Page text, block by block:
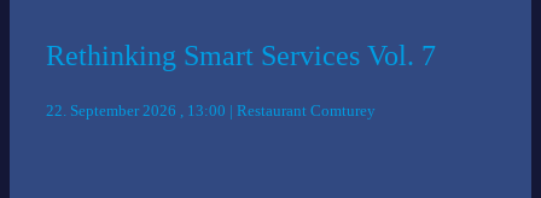
Rethinking Smart Services Vol. 7
22. September 2026 , 13:00 | Restaurant Comturey